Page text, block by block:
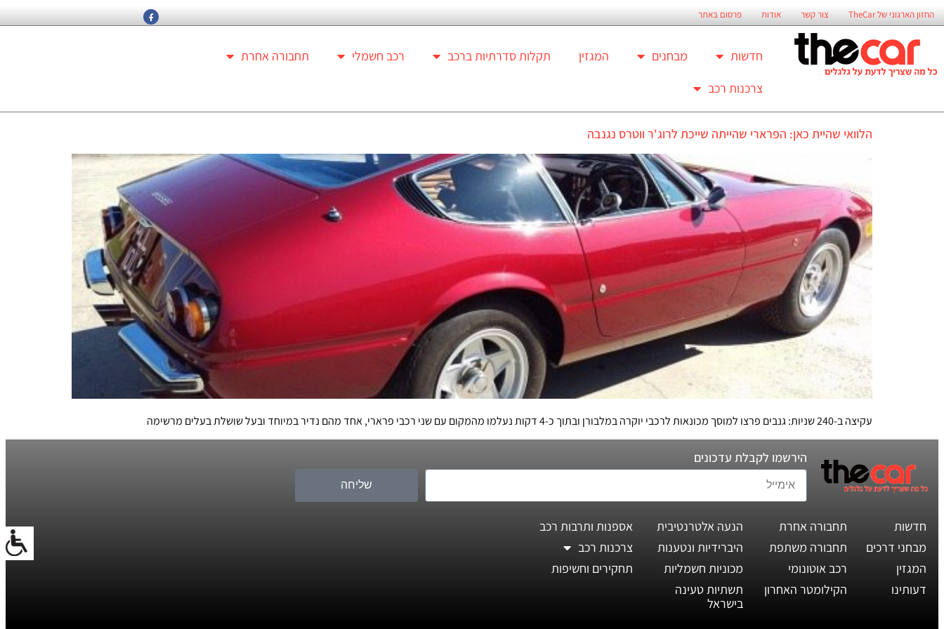
החזון הארגוני של TheCar צור קשר אודות פרסום באתר
חדשות מבחנים המגזין תקלות סדרתיות ברכב רכב חשמלי
תחבורה אחרת
צרכנות רכב
הלוואי שהיית כאן: הפרארי שהייתה שייכת לרוג'ר ווטרס נגנבה
עקיצה ב-240 שניות: גנבים פרצו למוסך מכונאות לרכבי יוקרה במלבורן ובתוך כ-4 דקות נעלמו מהמקום עם שני רכבי פרארי, אחד מהם נדיר במיוחד ובעל שושלת בעלים מרשימה
הירשמו לקבלת עדכונים
שליחה
חדשות
מבחני דרכים
המגזין
דעותינו
תחבורה אחרת
תחבורה משתפת
רכב אוטונומי
הקילומטר האחרון
הנעה אלטרנטיבית
היברידיות ונטענות
מכוניות חשמליות
תשתיות טעינה
בישראל
אספנות ותרבות רכב
צרכנות רכב
תחקירים וחשיפות